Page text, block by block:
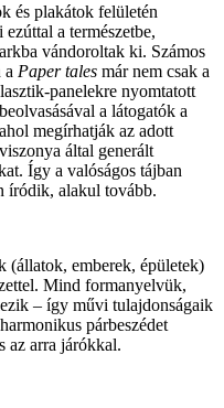
és plakátok felületén
a természetbe,
vándoroltak ki. Számos
a Paper tales már nem csak a
panelekre nyomtatott
a látogatók a
megírhatják az adott
által generált
Így a valóságos tájban
íródik, alakul tovább.
(állatok, emberek, épületek)
Mind formanyelvük,
– így művi tulajdonságaik
párbeszédet
az arra járókkal.